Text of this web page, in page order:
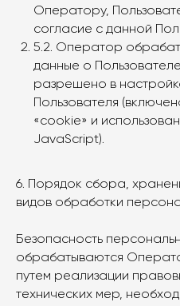
Оператору,
согласие с данной
5.2. Оператор
данные о
разрешено в
Пользователя
«cookie» и
JavaScript).
6. Порядок сбора,
видов обработки
Безопасность
обрабатываются
путем реализации
технических мер,